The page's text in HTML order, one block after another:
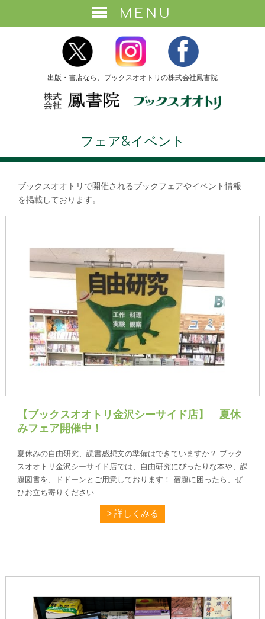
MENU
出版・書店なら、ブックスオオトリの株式会社鳳書院
フェア&イベント
ブックスオオトリで開催されるブックフェアやイベント情報
を掲載しております。
【ブックスオオトリ金沢シーサイド店】 夏休
みフェア開催中！
夏休みの自由研究、読書感想文の準備はできていますか？ ブック
スオオトリ金沢シーサイド店では、自由研究にぴったりな本や、課
題図書を、ドドーンとご用意しております！ 宿題に困ったら、ぜ
ひお立ち寄りください...
詳しくみる